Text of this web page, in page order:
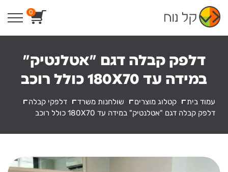
content
0
דלפק קבלה דגם "אטלנטיק"
במידה עד 180X70 כולל רוכב
עמוד בית קטלוג מוצרים שולחנות משרד
דלפקי קבלה
דלפק קבלה דגם "אטלנטיק" במידה עד 180X70 כולל רוכב